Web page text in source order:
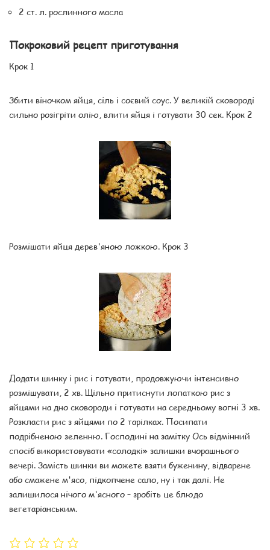
2 ст. л. рослинного масла
Покроковий рецепт приготування
Крок 1
Збити віночком яйця, сіль і соєвий соус. У великій сковороді
сильно розігріти олію, влити яйця і готувати 30 сек. Крок 2
Розмішати яйця дерев'яною ложкою. Крок 3
Додати шинку і рис і готувати, продовжуючи інтенсивно
розмішувати, 2 хв. Щільно притиснути лопаткою рис з
яйцями на дно сковороди і готувати на середньому вогні 3 хв.
Розкласти рис з яйцями по 2 тарілках. Посипати
подрібненою зеленню. Господині на замітку Ось відмінний
спосіб використовувати «солодкі» залишки вчорашнього
вечері. Замість шинки ви можете взяти буженину, відварене
або смажене м'ясо, підкопчене сало, ну і так далі. Не
залишилося нічого м'ясного – зробіть це блюдо
вегетаріанським.